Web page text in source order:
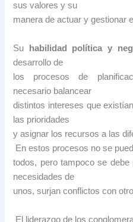
sus valores y su
manera de actuar y gestionar
Su habilidad política y
desarrollo de
los procesos de
necesario balancear
distintos intereses que
las prioridades
y asignar los recursos a las
En estos procesos no se
todos, pero tampoco se
necesidades de
unos, surjan conflictos con
El liderazgo de los